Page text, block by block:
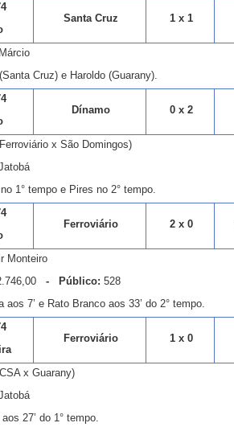
Santa Cruz 1 x 1
Cruz) e Haroldo (Guarany).
Dínamo 0 x 2
x São Domingos)
1° tempo e Pires no 2° tempo.
Ferroviário 2 x 0
Monteiro
- Público: 528
aos 7’ e Rato Branco aos 33’ do 2° tempo.
Ferroviário 1 x 0
x Guarany)
27’ do 1° tempo.